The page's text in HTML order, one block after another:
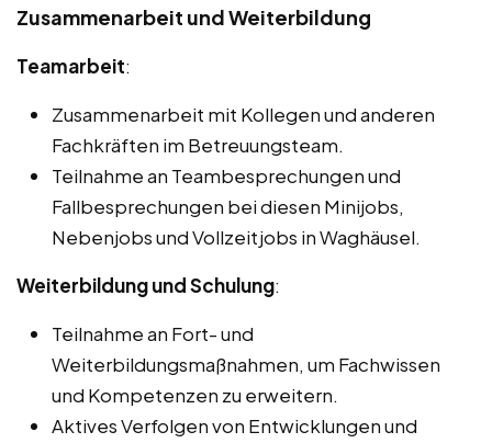
Zusammenarbeit und Weiterbildung
Teamarbeit:
Zusammenarbeit mit Kollegen und anderen
Fachkräften im Betreuungsteam.
Teilnahme an Teambesprechungen und
Fallbesprechungen bei diesen Minijobs,
Nebenjobs und Vollzeitjobs in Waghäusel.
Weiterbildung und Schulung:
Teilnahme an Fort- und
Weiterbildungsmaßnahmen, um Fachwissen
und Kompetenzen zu erweitern.
Aktives Verfolgen von Entwicklungen und